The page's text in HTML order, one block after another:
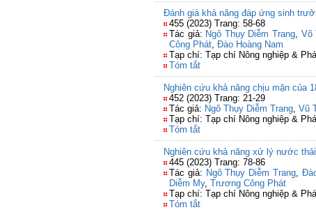
Đánh giá khả năng đáp ứng sinh
455 (2023) Trang: 58-68
Tác giả: Ngô Thụy Diễm Trang, Võ
Công Phát, Đào Hoàng Nam
Tạp chí: Tạp chí Nông nghiệp &
Tóm tắt
Nghiên cứu khả năng chịu mặn của
452 (2023) Trang: 21-29
Tác giả: Ngô Thụy Diễm Trang, Vũ
Tạp chí: Tạp chí Nông nghiệp &
Tóm tắt
Nghiên cứu khả năng xử lý nước
445 (2023) Trang: 78-86
Tác giả: Ngô Thụy Diễm Trang,
Diễm My, Trương Công Phát
Tạp chí: Tạp chí Nông nghiệp &
Tóm tắt